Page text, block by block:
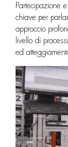
Partecipazione
chiave per
approccio
livello di
ed